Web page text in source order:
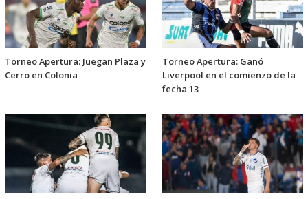
Torneo Apertura: Juegan Plaza y
Cerro en Colonia
Torneo Apertura: Ganó
Liverpool en el comienzo de la
fecha 13